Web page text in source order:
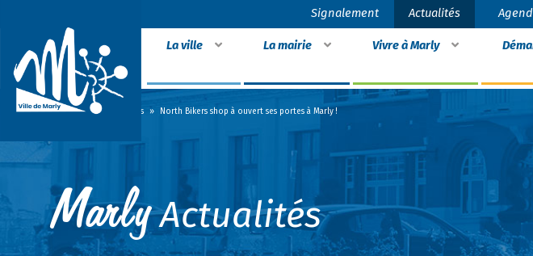
Signalement Actualités
La ville La mairie Vivre à Marly
Accueil » Actualités » North Bikers shop à ouvert ses portes à Marly !
Actualités